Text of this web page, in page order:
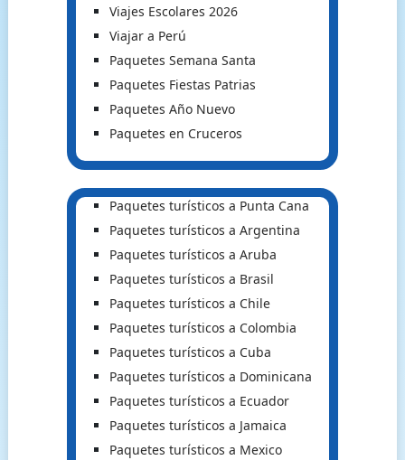
Viajes Escolares 2026
Viajar a Perú
Paquetes Semana Santa
Paquetes Fiestas Patrias
Paquetes Año Nuevo
Paquetes en Cruceros
Paquetes turísticos a Punta Cana
Paquetes turísticos a Argentina
Paquetes turísticos a Aruba
Paquetes turísticos a Brasil
Paquetes turísticos a Chile
Paquetes turísticos a Colombia
Paquetes turísticos a Cuba
Paquetes turísticos a Dominicana
Paquetes turísticos a Ecuador
Paquetes turísticos a Jamaica
Paquetes turísticos a Mexico